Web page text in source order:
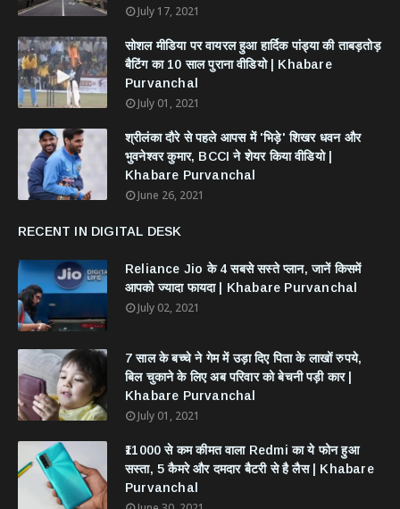
July 17, 2021
सोशल मीडिया पर वायरल हुआ हार्दिक पांड्या की ताबड़तोड़
बैटिंग का 10 साल पुराना वीडियो | Khabare
Purvanchal
July 01, 2021
श्रीलंका दौरे से पहले आपस में 'भिड़े' शिखर धवन और
भुवनेश्वर कुमार, BCCI ने शेयर किया वीडियो |
Khabare Purvanchal
June 26, 2021
RECENT IN DIGITAL DESK
Reliance Jio के 4 सबसे सस्ते प्लान, जानें किसमें
आपको ज्यादा फायदा | Khabare Purvanchal
July 02, 2021
7 साल के बच्चे ने गेम में उड़ा दिए पिता के लाखों रुपये,
बिल चुकाने के लिए अब परिवार को बेचनी पड़ी कार |
Khabare Purvanchal
July 01, 2021
₹11000 से कम कीमत वाला Redmi का ये फोन हुआ
सस्ता, 5 कैमरे और दमदार बैटरी से है लैस | Khabare
Purvanchal